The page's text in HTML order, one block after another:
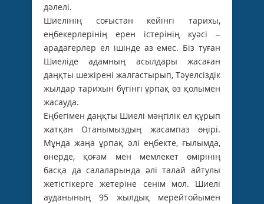
дәлелі.
Шиелінің соғыстан кейінгі тарихы,
еңбекерлерінің ерен істерінің куәсі –
арадагерлер ел ішінде аз емес. Біз туған
Шиеліде адамның асылдары жасаған
даңқты шежірені жалғастырып, Тәуелсіздік
жылдар тарихын бүгінгі ұрпақ өз қолымен
жасауда.
Еңбегімен даңқты Шиелі мәңгілік ел құрып
жатқан Отанымыздың жасампаз өңірі.
Мұнда жаңа ұрпақ әлі еңбекте, ғылымда,
өнерде, қоғам мен мемлекет өмірінің
басқа да салаларында әлі талай айтулы
жетістікерге жетеріне сенім мол. Шиелі
ауданының 95 жылдық мерейтойымен